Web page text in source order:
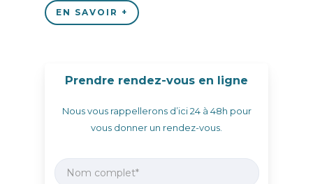
EN SAVOIR +
Prendre rendez-vous en ligne
Nous vous rappellerons d’ici 24 à 48h pour
vous donner un rendez-vous.